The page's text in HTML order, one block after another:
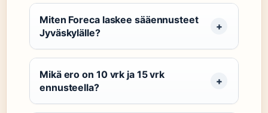
Miten Foreca laskee sääennusteet
Jyväskylälle?
Mikä ero on 10 vrk ja 15 vrk
ennusteella?